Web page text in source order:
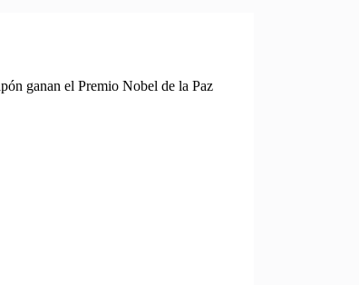
ganan el Premio Nobel de la Paz